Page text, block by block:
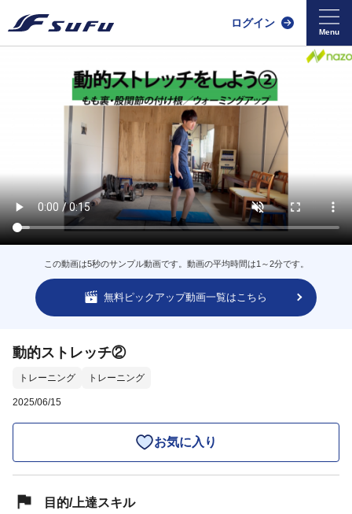
ログイン
この動画は5秒のサンプル動画です。動画の平均時間は1～2分です。
無料ピックアップ動画一覧はこちら
動的ストレッチ②
トレーニング トレーニング
2025/06/15
お気に入り
目的/上達スキル